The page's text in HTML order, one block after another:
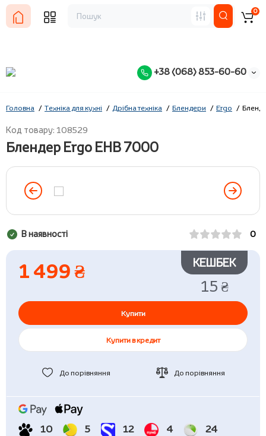
+38 (068) 853-60-60
0
Головна Техніка для кухні Дрібна техніка Блендери Ergo
Код товару: 108529
Блендер Ergo EHB 7000
В наявності 0
1 499 ₴ КЕШБЕК
15 ₴
Купити
Купити в кредит
До порівняння До порівняння
10 5 12 4 24